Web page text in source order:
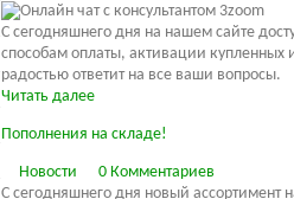
С сегодняшнего дня на нашем сайте
способам оплаты, активации купленных
радостью ответит на все ваши вопросы.
Читать далее
Пополнения на складе!
Новости
0 Комментариев
С сегодняшнего дня новый ассортимент